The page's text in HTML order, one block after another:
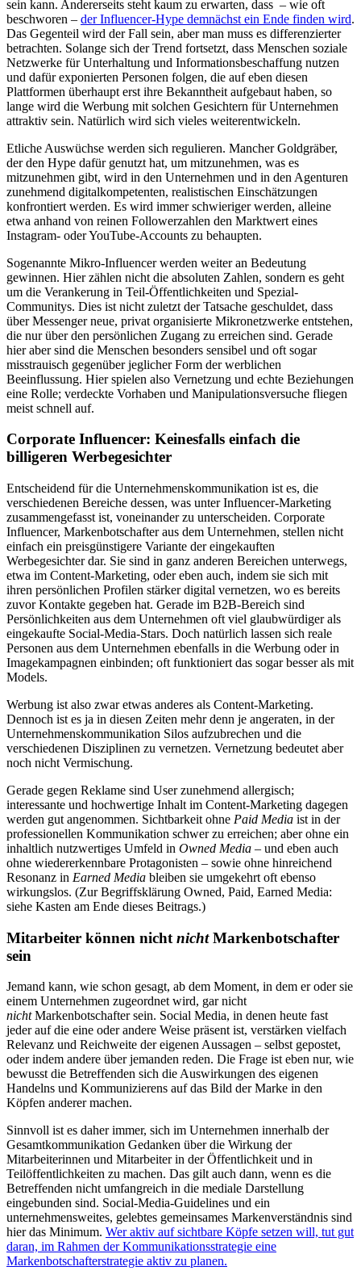
sein kann. Andererseits steht kaum zu erwarten, dass – wie oft
beschworen – der Influencer-Hype demnächst ein Ende finden wird.
Das Gegenteil wird der Fall sein, aber man muss es differenzierter
betrachten. Solange sich der Trend fortsetzt, dass Menschen soziale
Netzwerke für Unterhaltung und Informationsbeschaffung nutzen
und dafür exponierten Personen folgen, die auf eben diesen
Plattformen überhaupt erst ihre Bekanntheit aufgebaut haben, so
lange wird die Werbung mit solchen Gesichtern für Unternehmen
attraktiv sein. Natürlich wird sich vieles weiterentwickeln.
Etliche Auswüchse werden sich regulieren. Mancher Goldgräber,
der den Hype dafür genutzt hat, um mitzunehmen, was es
mitzunehmen gibt, wird in den Unternehmen und in den Agenturen
zunehmend digitalkompetenten, realistischen Einschätzungen
konfrontiert werden. Es wird immer schwieriger werden, alleine
etwa anhand von reinen Followerzahlen den Marktwert eines
Instagram- oder YouTube-Accounts zu behaupten.
Sogenannte Mikro-Influencer werden weiter an Bedeutung
gewinnen. Hier zählen nicht die absoluten Zahlen, sondern es geht
um die Verankerung in Teil-Öffentlichkeiten und Spezial-
Communitys. Dies ist nicht zuletzt der Tatsache geschuldet, dass
über Messenger neue, privat organisierte Mikronetzwerke entstehen,
die nur über den persönlichen Zugang zu erreichen sind. Gerade
hier aber sind die Menschen besonders sensibel und oft sogar
misstrauisch gegenüber jeglicher Form der werblichen
Beeinflussung. Hier spielen also Vernetzung und echte Beziehungen
eine Rolle; verdeckte Vorhaben und Manipulationsversuche fliegen
meist schnell auf.
Corporate Influencer: Keinesfalls einfach die
billigeren Werbegesichter
Entscheidend für die Unternehmenskommunikation ist es, die
verschiedenen Bereiche dessen, was unter Influencer-Marketing
zusammengefasst ist, voneinander zu unterscheiden. Corporate
Influencer, Markenbotschafter aus dem Unternehmen, stellen nicht
einfach ein preisgünstigere Variante der eingekauften
Werbegesichter dar. Sie sind in ganz anderen Bereichen unterwegs,
etwa im Content-Marketing, oder eben auch, indem sie sich mit
ihren persönlichen Profilen stärker digital vernetzen, wo es bereits
zuvor Kontakte gegeben hat. Gerade im B2B-Bereich sind
Persönlichkeiten aus dem Unternehmen oft viel glaubwürdiger als
eingekaufte Social-Media-Stars. Doch natürlich lassen sich reale
Personen aus dem Unternehmen ebenfalls in die Werbung oder in
Imagekampagnen einbinden; oft funktioniert das sogar besser als mit
Models.
Werbung ist also zwar etwas anderes als Content-Marketing.
Dennoch ist es ja in diesen Zeiten mehr denn je angeraten, in der
Unternehmenskommunikation Silos aufzubrechen und die
verschiedenen Disziplinen zu vernetzen. Vernetzung bedeutet aber
noch nicht Vermischung.
Gerade gegen Reklame sind User zunehmend allergisch;
interessante und hochwertige Inhalt im Content-Marketing dagegen
werden gut angenommen. Sichtbarkeit ohne Paid Media ist in der
professionellen Kommunikation schwer zu erreichen; aber ohne ein
inhaltlich nutzwertiges Umfeld in Owned Media – und eben auch
ohne wiedererkennbare Protagonisten – sowie ohne hinreichend
Resonanz in Earned Media bleiben sie umgekehrt oft ebenso
wirkungslos. (Zur Begriffsklärung Owned, Paid, Earned Media:
siehe Kasten am Ende dieses Beitrags.)
Mitarbeiter können nicht nichtMarkenbotschafter
sein
Jemand kann, wie schon gesagt, ab dem Moment, in dem er oder sie
einem Unternehmen zugeordnet wird, gar nicht
nichtMarkenbotschafter sein. Social Media, in denen heute fast
jeder auf die eine oder andere Weise präsent ist, verstärken vielfach
Relevanz und Reichweite der eigenen Aussagen – selbst gepostet,
oder indem andere über jemanden reden. Die Frage ist eben nur, wie
bewusst die Betreffenden sich die Auswirkungen des eigenen
Handelns und Kommunizierens auf das Bild der Marke in den
Köpfen anderer machen.
Sinnvoll ist es daher immer, sich im Unternehmen innerhalb der
Gesamtkommunikation Gedanken über die Wirkung der
Mitarbeiterinnen und Mitarbeiter in der Öffentlichkeit und in
Teilöffentlichkeiten zu machen. Das gilt auch dann, wenn es die
Betreffenden nicht umfangreich in die mediale Darstellung
eingebunden sind. Social-Media-Guidelines und ein
unternehmensweites, gelebtes gemeinsames Markenverständnis sind
hier das Minimum. Wer aktiv auf sichtbare Köpfe setzen will, tut gut
daran, im Rahmen der Kommunikationsstrategie eine
Markenbotschafterstrategie aktiv zu planen.